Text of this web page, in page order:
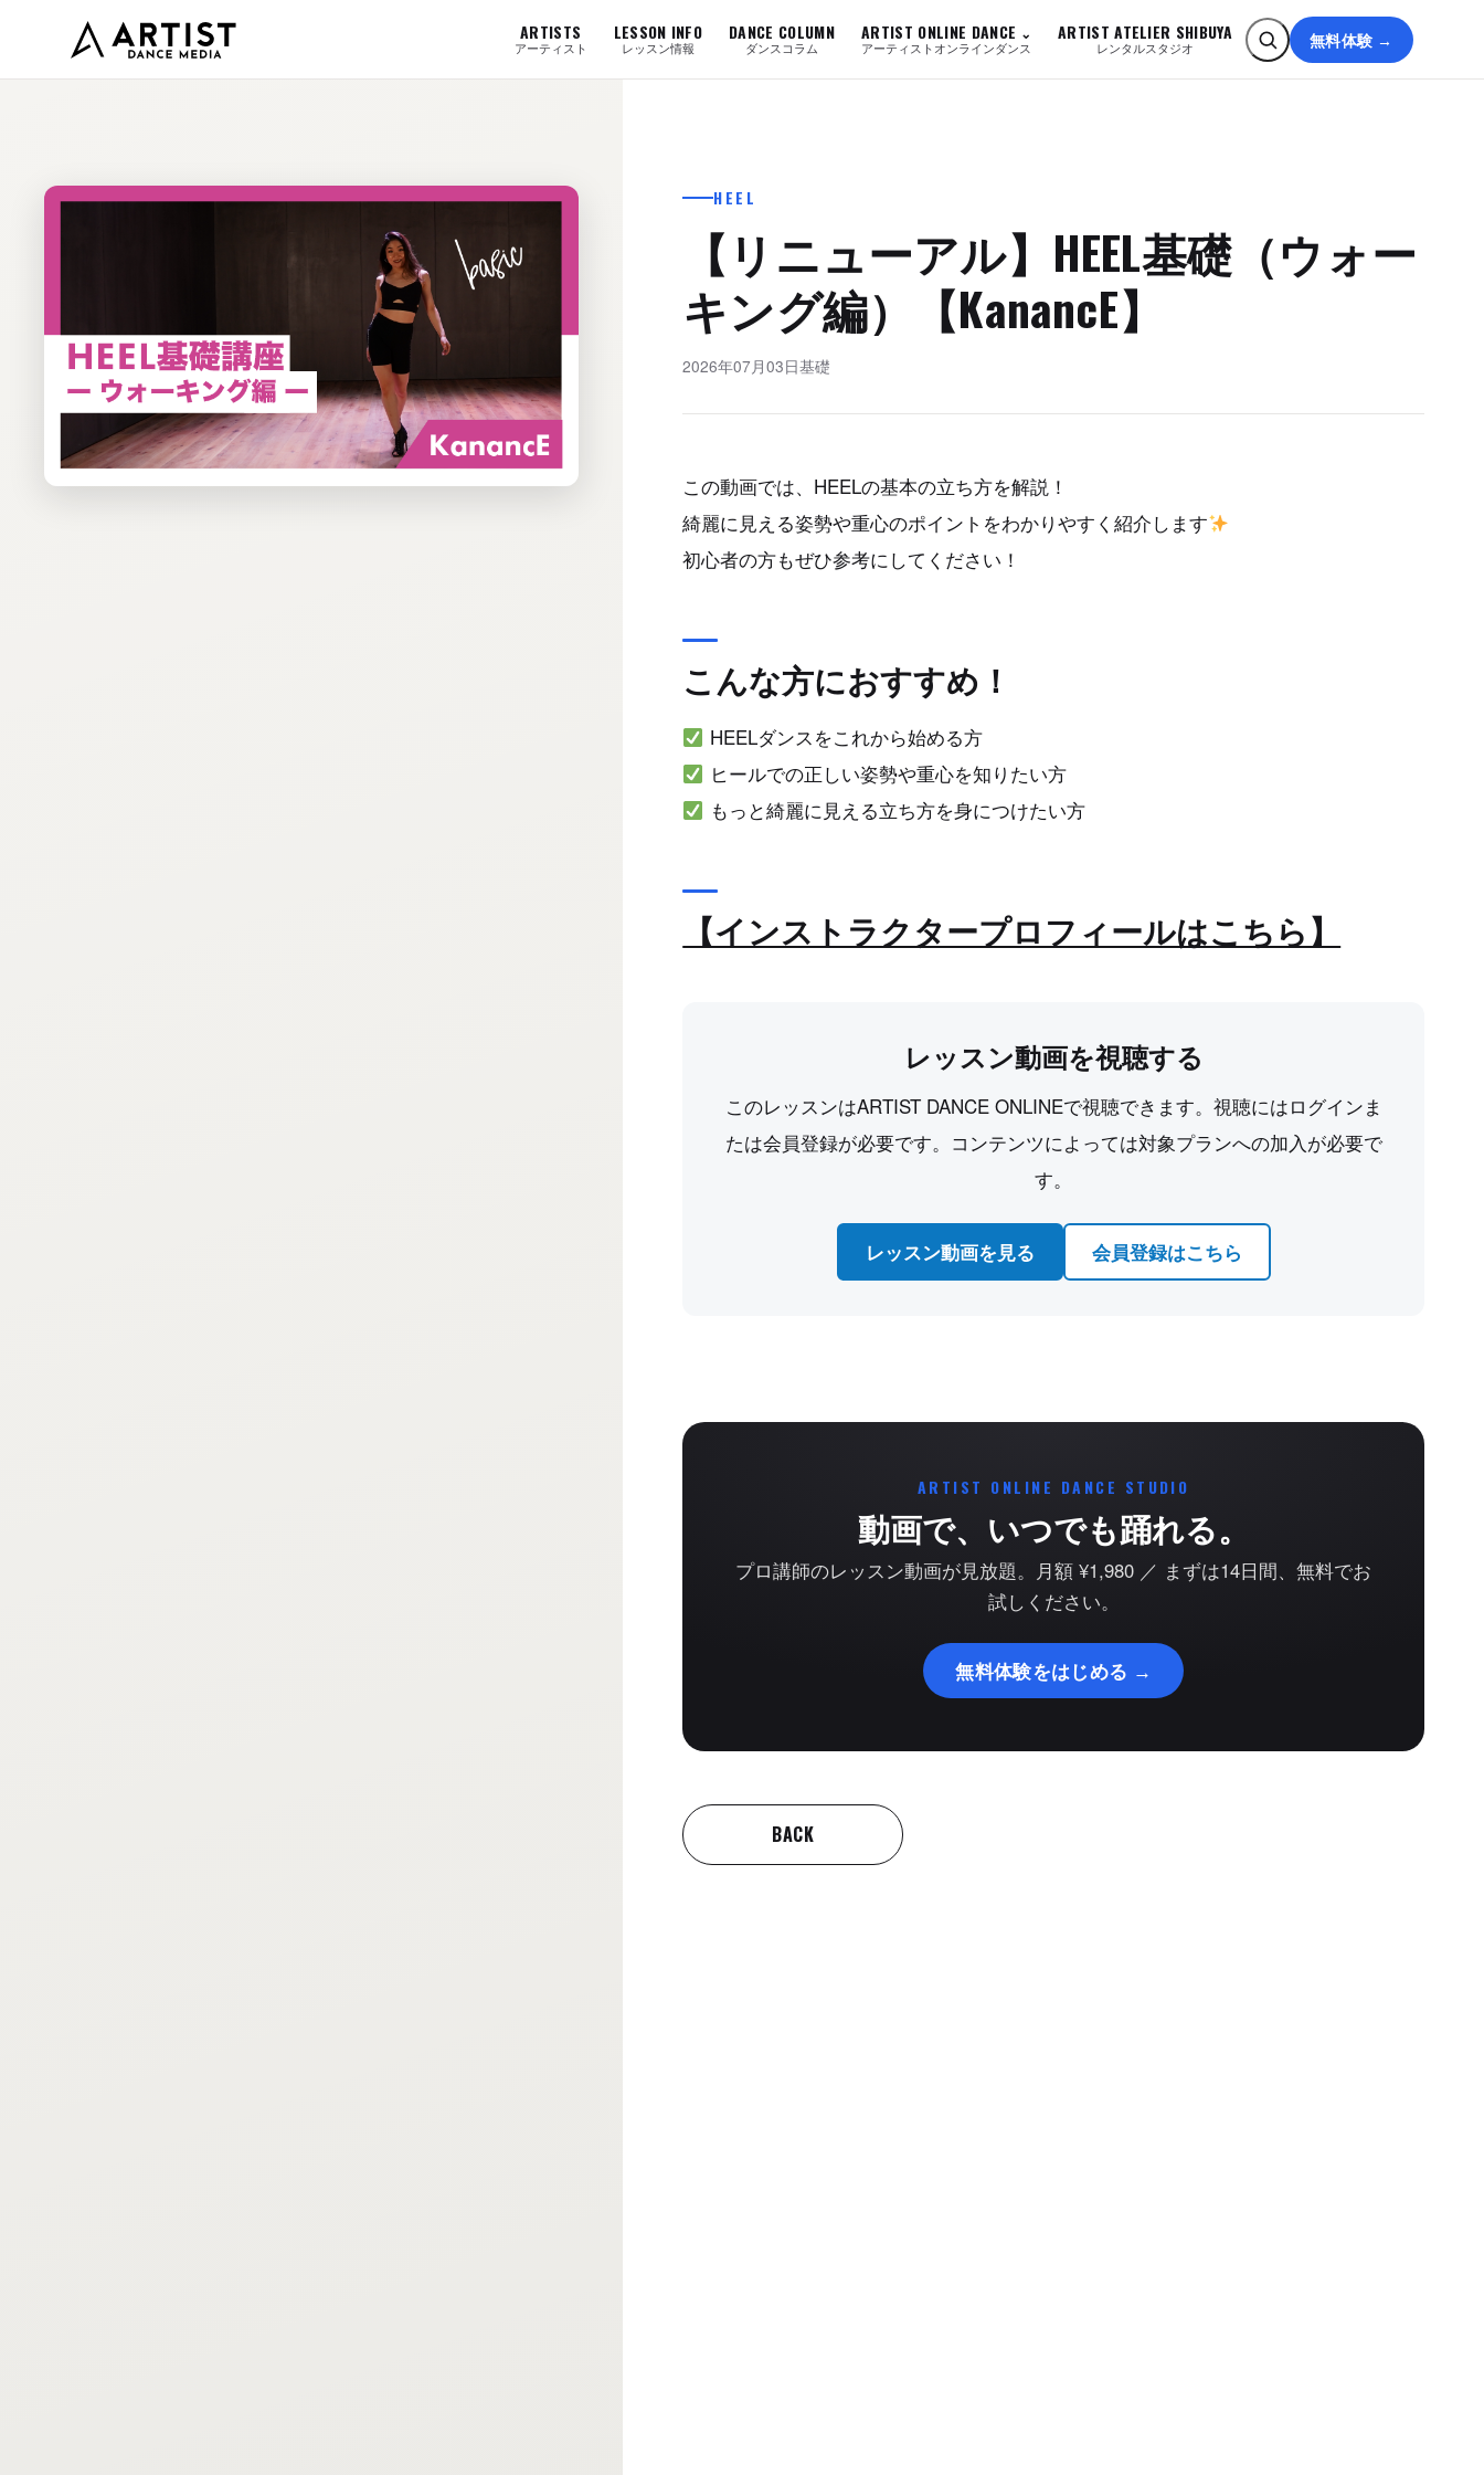
ARTISTS
アーティスト
LESSON INFO
レッスン情報
DANCE COLUMN
ダンスコラム
ARTIST ONLINE DANCE
アーティストオンラインダンス
ARTIST ATELIER SHIBUYA
レンタルスタジオ 無料体験 →
HEEL
【リニューアル】HEEL基礎（ウォー
キング編）【KanancE】
2026年07月03日基礎
この動画では、HEELの基本の立ち方を解説！
綺麗に見える姿勢や重心のポイントをわかりやすく紹介します
初心者の方もぜひ参考にしてください！
こんな方におすすめ！
HEELダンスをこれから始める方
ヒールでの正しい姿勢や重心を知りたい方
もっと綺麗に見える立ち方を身につけたい方
【インストラクタープロフィールはこちら】
レッスン動画を視聴する
このレッスンはARTIST DANCE ONLINEで視聴できます。視聴にはログインま
たは会員登録が必要です。コンテンツによっては対象プランへの加入が必要で
す。
レッスン動画を見る 会員登録はこちら
ARTIST ONLINE DANCE STUDIO
動画で、いつでも踊れる。
プロ講師のレッスン動画が見放題。月額 ¥1,980 ／ まずは14日間、無料でお
試しください。
無料体験をはじめる →
BACK